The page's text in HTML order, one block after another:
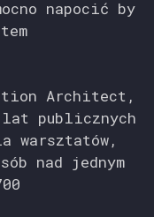
napocić by
Architect,
lat publicznych
warsztatów,
nad jednym